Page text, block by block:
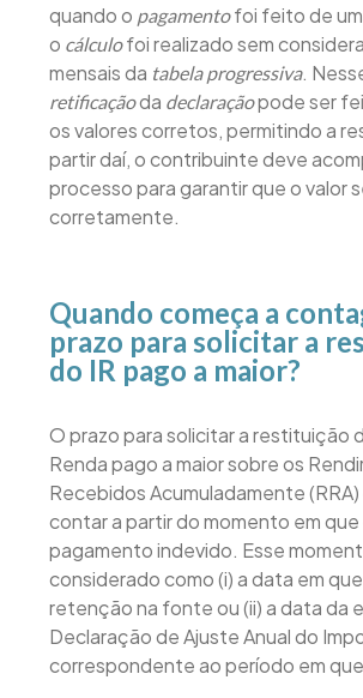
quando o pagamentofoi feito de
o cálculofoi realizado sem
mensais da tabela progressiva.
retificaçãoda declaraçãopode ser
os valores corretos, permitindo a
partir daí, o contribuinte deve
processo para garantir que o valor
corretamente.
Quando começa a
prazo para solicitar a
do IR pago a maior?
O prazo para solicitar a restituição
Renda pago a maior sobre os
Recebidos Acumuladamente
contar a partir do momento em
pagamento indevido. Esse
considerado como (i) a data em
retenção na fonte ou (ii) a data da
Declaração de Ajuste Anual do
correspondente ao período em